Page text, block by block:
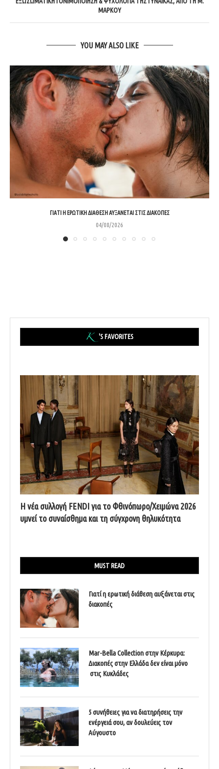
ΜΆΡΚΟΥ
YOU MAY ALSO LIKE
ΓΙΑΤΊ Η ΕΡΩΤΙΚΉ ΔΙΆΘΕΣΗ ΑΥΞΆΝΕΤΑΙ ΣΤΙΣ ΔΙΑΚΟΠΈΣ
04/08/2026
'S FAVORITES
Η νέα συλλογή FENDI για το Φθινόπωρο/Χειμώνα 2026
υμνεί το συναίσθημα και τη σύγχρονη θηλυκότητα
MUST READ
Γιατί η ερωτική διάθεση αυξάνεται στις
διακοπές
Mar-Bella Collection στην Κέρκυρα:
Διακοπές στην Ελλάδα δεν είναι μόνο
στις Κυκλάδες
5 συνήθειες για να διατηρήσεις την
ενέργειά σου, αν δουλεύεις τον
Αύγουστο